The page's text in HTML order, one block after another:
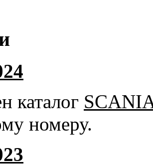
каталог
номеру.